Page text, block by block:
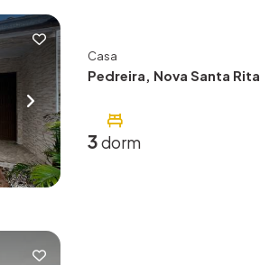
Casa
Pedreira, Nova Santa Rita
3 dorm